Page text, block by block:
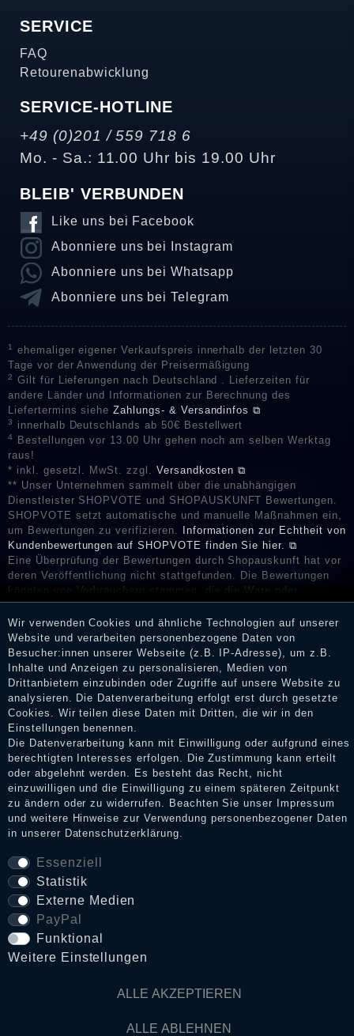
SERVICE
FAQ
Retourenabwicklung
SERVICE-HOTLINE
+49 (0)201 / 559 718 6
Mo. - Sa.: 11.00 Uhr bis 19.00 Uhr
BLEIB' VERBUNDEN
Like uns bei Facebook
Abonniere uns bei Instagram
Abonniere uns bei Whatsapp
Abonniere uns bei Telegram
1
ehemaliger eigener Verkaufspreis innerhalb der letzten 30
Tage vor der Anwendung der Preisermäßigung
2
Gilt für Lieferungen nach Deutschland . Lieferzeiten für
andere Länder und Informationen zur Berechnung des
Liefertermins sieheZahlungs- & Versandinfos ⧉
3 innerhalb Deutschlands ab 50€ Bestellwert
4
Bestellungen vor 13.00 Uhr gehen noch am selben Werktag
raus!
* inkl. gesetzl. MwSt. zzgl. Versandkosten ⧉
** Unser Unternehmen sammelt über die unabhängigen
Dienstleister SHOPVOTE und SHOPAUSKUNFT Bewertungen.
SHOPVOTE setzt automatische und manuelle Maßnahmen ein,
um Bewertungen zu verifizieren.
Informationen zur Echtheit von
Kundenbewertungen auf SHOPVOTE finden Sie hier. ⧉
Eine Überprüfung der Bewertungen durch Shopauskunft hat vor
deren Veröffentlichung nicht stattgefunden. Die Bewertungen
könnten von Verbrauchern stammen, die die Ware oder
Dienstleistungen gar nicht erworben oder genutzt haben. Nach
Erhalt einer Benachrichtigungs-E-Mail können Händler die
Bewertungen verifizieren und über die erfolgte Verifizierung im
Shop informieren.
Impressum
Daten­schutz­erklärung
AGB
Widerrufs­recht
VERTRAG WIDERRUFEN
© Copyright 2026 Dark Ages Glasche & Kuczwalska GbR
Wir verwenden Cookies und ähnliche Technologien auf unserer
Website und verarbeiten personenbezogene Daten von
Besucher:innen unserer Webseite (z.B. IP-Adresse), um z.B.
Inhalte und Anzeigen zu personalisieren, Medien von
Drittanbietern einzubinden oder Zugriffe auf unsere Website zu
analysieren. Die Datenverarbeitung erfolgt erst durch gesetzte
Cookies. Wir teilen diese Daten mit Dritten, die wir in den
Einstellungen benennen.
Die Datenverarbeitung kann mit Einwilligung oder aufgrund eines
berechtigten Interesses erfolgen. Die Zustimmung kann erteilt
oder abgelehnt werden. Es besteht das Recht, nicht
einzuwilligen und die Einwilligung zu einem späteren Zeitpunkt
zu ändern oder zu widerrufen. Beachten Sie unser
Impressum
und weitere Hinweise zur Verwendung personenbezogener Daten
in unserer Daten­schutz­erklärung.
Essenziell
Statistik
Externe Medien
PayPal
Funktional
Weitere Einstellungen
ALLE AKZEPTIEREN
ALLE ABLEHNEN